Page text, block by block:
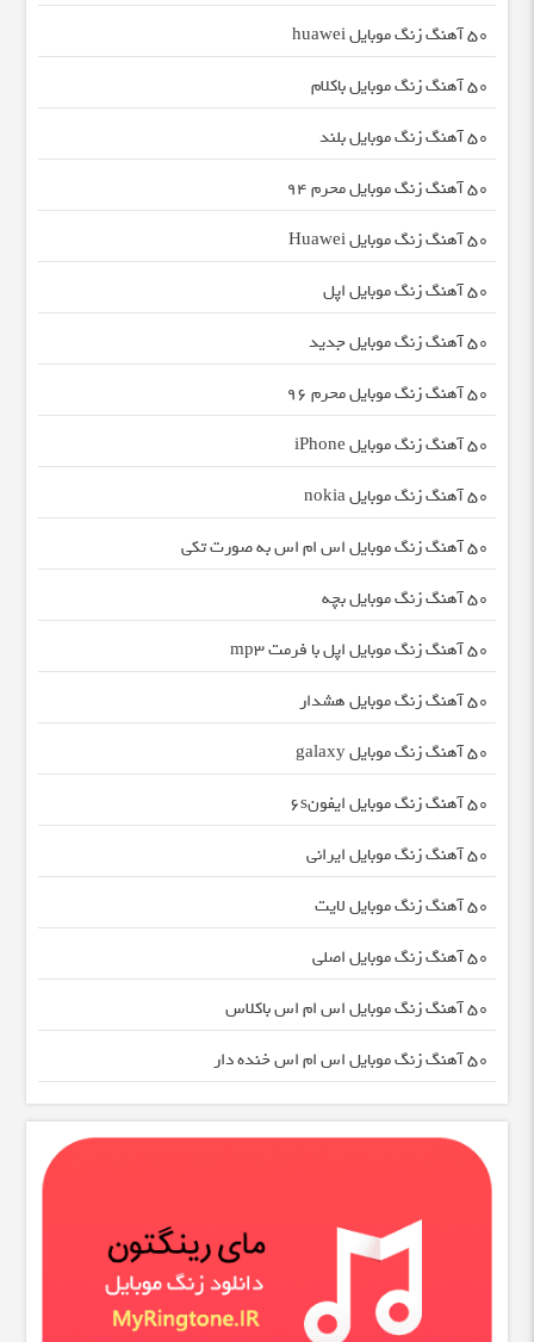
50 آهنگ زنگ موبایل huawei
50 آهنگ زنگ موبایل باکلام
50 آهنگ زنگ موبایل بلند
50 آهنگ زنگ موبایل محرم 94
50 آهنگ زنگ موبایل Huawei
50 آهنگ زنگ موبایل اپل
50 آهنگ زنگ موبایل جدید
50 آهنگ زنگ موبایل محرم ۹۶
50 آهنگ زنگ موبایل iPhone
50 آهنگ زنگ موبایل nokia
50 آهنگ زنگ موبایل اس ام اس به صورت تکی
50 آهنگ زنگ موبایل بچه
50 آهنگ زنگ موبایل اپل با فرمت mp3
50 آهنگ زنگ موبایل هشدار
50 آهنگ زنگ موبایل galaxy
50 آهنگ زنگ موبایل ایفون۶s
50 آهنگ زنگ موبایل ایرانی
50 آهنگ زنگ موبایل لایت
50 آهنگ زنگ موبایل اصلی
50 آهنگ زنگ موبایل اس ام اس باکلاس
50 آهنگ زنگ موبایل اس ام اس خنده دار